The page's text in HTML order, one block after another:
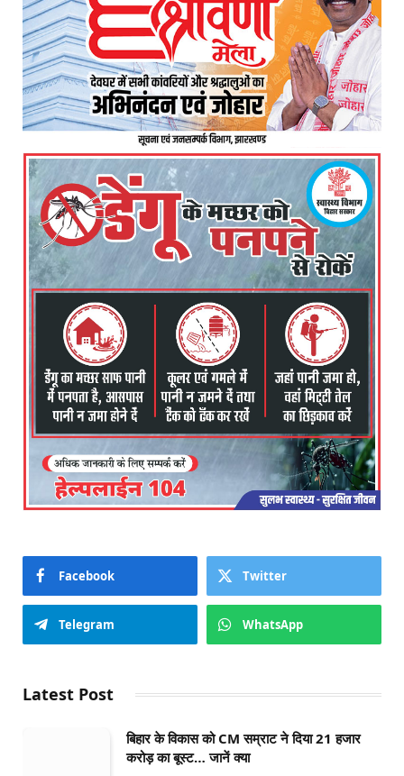
Facebook Twitter
Telegram WhatsApp
Latest Post
बिहार के विकास को CM सम्राट ने दिया 21 हजार
करोड़ का बूस्ट… जानें क्या